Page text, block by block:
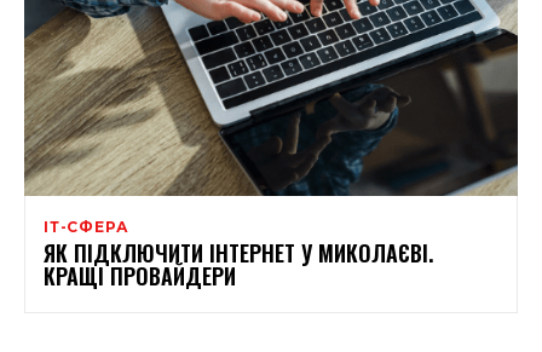
ІТ-СФЕРА
ЯК ПІДКЛЮЧИТИ ІНТЕРНЕТ У МИКОЛАЄВІ.
КРАЩІ ПРОВАЙДЕРИ